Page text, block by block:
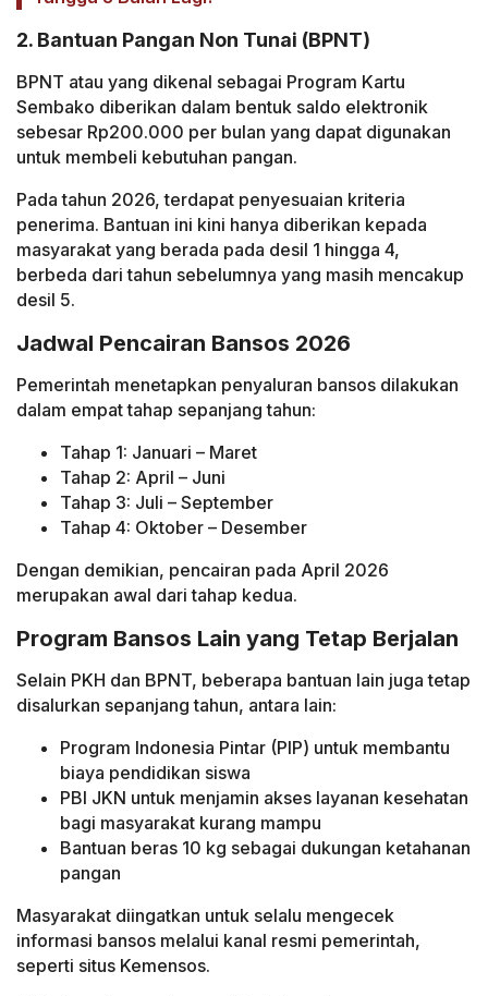
2. Bantuan Pangan Non Tunai (BPNT)
BPNT atau yang dikenal sebagai Program Kartu
Sembako diberikan dalam bentuk saldo elektronik
sebesar Rp200.000 per bulan yang dapat digunakan
untuk membeli kebutuhan pangan.
Pada tahun 2026, terdapat penyesuaian kriteria
penerima. Bantuan ini kini hanya diberikan kepada
masyarakat yang berada pada desil 1 hingga 4,
berbeda dari tahun sebelumnya yang masih mencakup
desil 5.
Jadwal Pencairan Bansos 2026
Pemerintah menetapkan penyaluran bansos dilakukan
dalam empat tahap sepanjang tahun:
Tahap 1: Januari – Maret
Tahap 2: April – Juni
Tahap 3: Juli – September
Tahap 4: Oktober – Desember
Dengan demikian, pencairan pada April 2026
merupakan awal dari tahap kedua.
Program Bansos Lain yang Tetap Berjalan
Selain PKH dan BPNT, beberapa bantuan lain juga tetap
disalurkan sepanjang tahun, antara lain:
Program Indonesia Pintar (PIP) untuk membantu
biaya pendidikan siswa
PBI JKN untuk menjamin akses layanan kesehatan
bagi masyarakat kurang mampu
Bantuan beras 10 kg sebagai dukungan ketahanan
pangan
Masyarakat diingatkan untuk selalu mengecek
informasi bansos melalui kanal resmi pemerintah,
seperti situs Kemensos.